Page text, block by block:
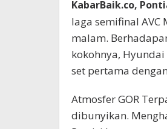
KabarBaik.co,
laga semifinal AVC
malam.
kokohnya, Hyundai
set pertama
​Atmosfer GOR
dibunyikan.